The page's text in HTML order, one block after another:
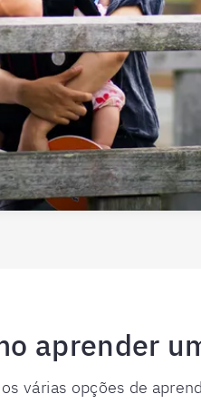
aprender
várias opções de